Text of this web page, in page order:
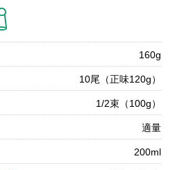
160g
10尾（正味120g）
1/2束（100g）
適量
200ml